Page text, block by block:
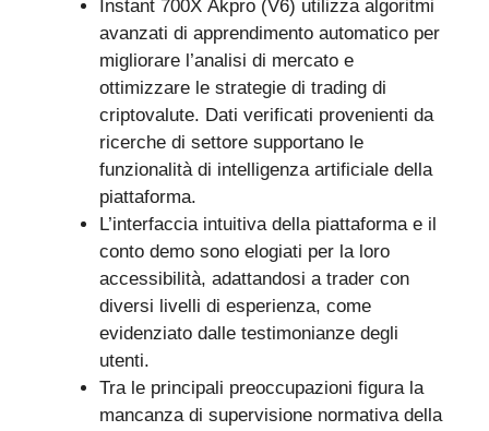
Instant 700X Akpro (V6) utilizza algoritmi
avanzati di apprendimento automatico per
migliorare l’analisi di mercato e
ottimizzare le strategie di trading di
criptovalute. Dati verificati provenienti da
ricerche di settore supportano le
funzionalità di intelligenza artificiale della
piattaforma.
L’interfaccia intuitiva della piattaforma e il
conto demo sono elogiati per la loro
accessibilità, adattandosi a trader con
diversi livelli di esperienza, come
evidenziato dalle testimonianze degli
utenti.
Tra le principali preoccupazioni figura la
mancanza di supervisione normativa della